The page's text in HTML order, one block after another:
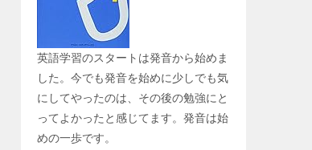
英語学習のスタートは発音から始めま
した。今でも発音を始めに少しでも気
にしてやったのは、その後の勉強にと
ってよかったと感じてます。発音は始
めの一歩です。